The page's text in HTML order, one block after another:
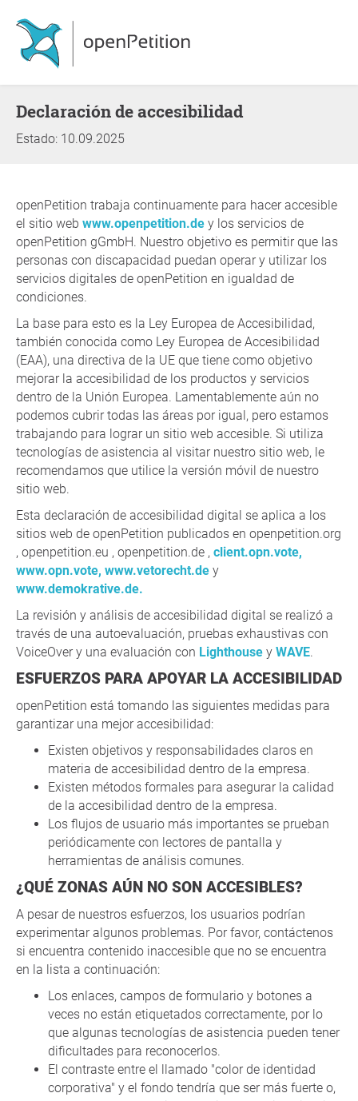
Declaración de accesibilidad
Estado: 10.09.2025
openPetition trabaja continuamente para hacer accesible
el sitio web www.openpetition.de y los servicios de
openPetition gGmbH. Nuestro objetivo es permitir que las
personas con discapacidad puedan operar y utilizar los
servicios digitales de openPetition en igualdad de
condiciones.
La base para esto es la Ley Europea de Accesibilidad,
también conocida como Ley Europea de Accesibilidad
(EAA), una directiva de la UE que tiene como objetivo
mejorar la accesibilidad de los productos y servicios
dentro de la Unión Europea. Lamentablemente aún no
podemos cubrir todas las áreas por igual, pero estamos
trabajando para lograr un sitio web accesible. Si utiliza
tecnologías de asistencia al visitar nuestro sitio web, le
recomendamos que utilice la versión móvil de nuestro
sitio web.
Esta declaración de accesibilidad digital se aplica a los
sitios web de openPetition publicados en openpetition.org
, openpetition.eu , openpetition.de , client.opn.vote,
www.opn.vote, www.vetorecht.de y
www.demokrative.de.
La revisión y análisis de accesibilidad digital se realizó a
través de una autoevaluación, pruebas exhaustivas con
VoiceOver y una evaluación con Lighthouse y WAVE.
ESFUERZOS PARA APOYAR LA ACCESIBILIDAD
openPetition está tomando las siguientes medidas para
garantizar una mejor accesibilidad:
Existen objetivos y responsabilidades claros en
materia de accesibilidad dentro de la empresa.
Existen métodos formales para asegurar la calidad
de la accesibilidad dentro de la empresa.
Los flujos de usuario más importantes se prueban
periódicamente con lectores de pantalla y
herramientas de análisis comunes.
¿QUÉ ZONAS AÚN NO SON ACCESIBLES?
A pesar de nuestros esfuerzos, los usuarios podrían
experimentar algunos problemas. Por favor, contáctenos
si encuentra contenido inaccesible que no se encuentra
en la lista a continuación:
Los enlaces, campos de formulario y botones a
veces no están etiquetados correctamente, por lo
que algunas tecnologías de asistencia pueden tener
dificultades para reconocerlos.
El contraste entre el llamado "color de identidad
corporativa" y el fondo tendría que ser más fuerte o,